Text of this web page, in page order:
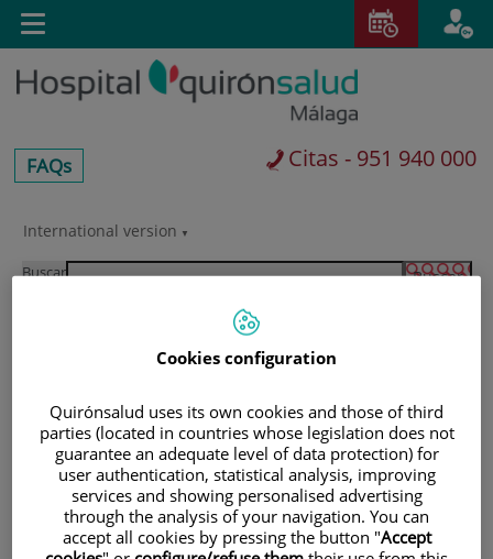
Saltar al contenido
Saltar
contenido
International version
centros-
faq
FAQs Citas - 951 940 000
Buscar
Toggle
navigation
Cookies configuration
Quirónsalud uses its own cookies and those of third
parties (located in countries whose legislation does not
guarantee an adequate level of data protection) for
user authentication, statistical analysis, improving
services and showing personalised advertising
through the analysis of your navigation. You can
accept all cookies by pressing the button "Accept